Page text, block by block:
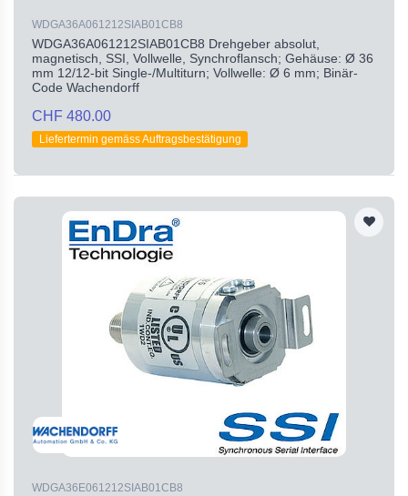
WDGA36A061212SIAB01CB8
WDGA36A061212SIAB01CB8 Drehgeber absolut,
magnetisch, SSI, Vollwelle, Synchroflansch; Gehäuse: Ø 36
mm 12/12-bit Single-/Multiturn; Vollwelle: Ø 6 mm; Binär-
Code Wachendorff
CHF 480.00
Liefertermin gemäss Auftragsbestätigung
WDGA36E061212SIAB01CB8